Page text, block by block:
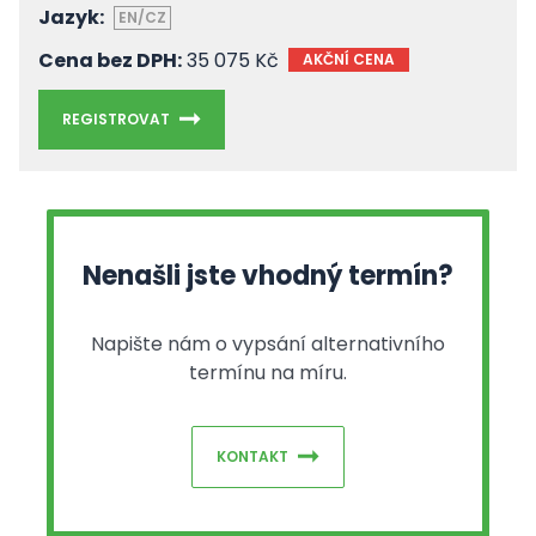
Jazyk: EN/CZ
Cena bez DPH:35 075 Kč AKČNÍ CENA
REGISTROVAT
Nenašli jste vhodný termín?
Napište nám o vypsání alternativního
termínu na míru.
KONTAKT